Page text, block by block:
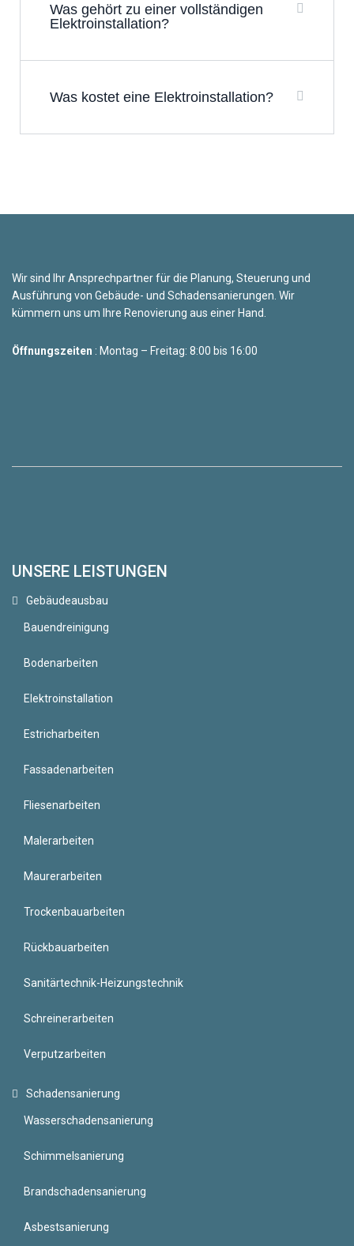
Was gehört zu einer vollständigen
Elektroinstallation?
Was kostet eine Elektroinstallation?
Wir sind Ihr Ansprechpartner für die Planung, Steuerung und
Ausführung von Gebäude- und Schadensanierungen. Wir
kümmern uns um Ihre Renovierung aus einer Hand.
Öffnungszeiten : Montag – Freitag: 8:00 bis 16:00
UNSERE LEISTUNGEN
Gebäudeausbau
Bauendreinigung
Bodenarbeiten
Elektroinstallation
Estricharbeiten
Fassadenarbeiten
Fliesenarbeiten
Malerarbeiten
Maurerarbeiten
Trockenbauarbeiten
Rückbauarbeiten
Sanitärtechnik-Heizungstechnik
Schreinerarbeiten
Verputzarbeiten
Schadensanierung
Wasserschadensanierung
Schimmelsanierung
Brandschadensanierung
Asbestsanierung